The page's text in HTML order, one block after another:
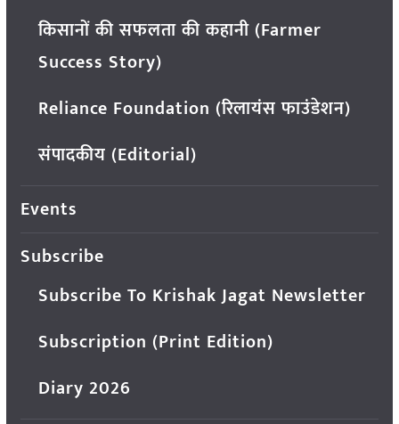
किसानों की सफलता की कहानी (Farmer
Success Story)
Reliance Foundation (रिलायंस फाउंडेशन)
संपादकीय (Editorial)
Events
Subscribe
Subscribe To Krishak Jagat Newsletter
Subscription (Print Edition)
Diary 2026